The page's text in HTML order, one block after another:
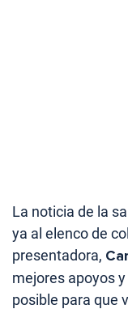
La noticia de la
ya al elenco de
presentadora,
mejores apoyos
posible para que